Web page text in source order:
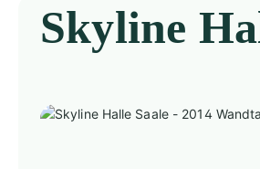
Skyline